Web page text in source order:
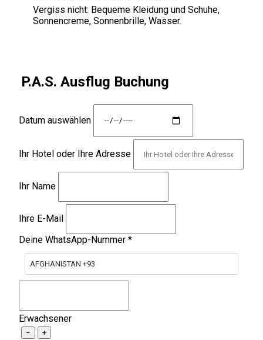
Vergiss nicht: Bequeme Kleidung und Schuhe,
Sonnencreme, Sonnenbrille, Wasser.
P.A.S. Ausflug Buchung
Datum auswählen
Ihr Hotel oder Ihre Adresse
Ihr Name
Ihre E-Mail
Deine WhatsApp-Nummer *
AFGHANISTAN +93
Erwachsener
− +